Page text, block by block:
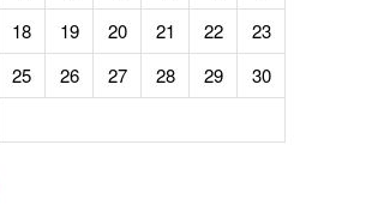
18 19 20 21 22
23
25 26 27 28 29
30